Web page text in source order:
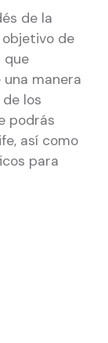
de la
objetivo de
que
manera
los
podrás
así como
para